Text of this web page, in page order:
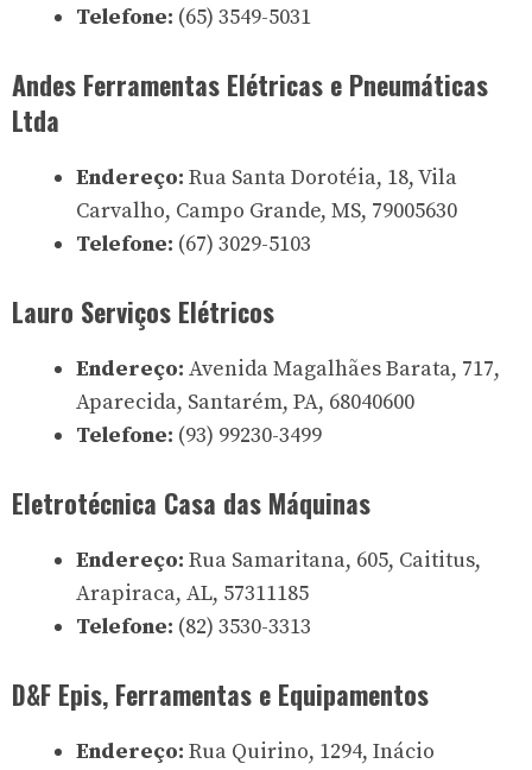
Telefone: (65) 3549-5031
Andes Ferramentas Elétricas e Pneumáticas
Ltda
Endereço: Rua Santa Dorotéia, 18, Vila
Carvalho, Campo Grande, MS, 79005630
Telefone: (67) 3029-5103
Lauro Serviços Elétricos
Endereço: Avenida Magalhães Barata, 717,
Aparecida, Santarém, PA, 68040600
Telefone: (93) 99230-3499
Eletrotécnica Casa das Máquinas
Endereço: Rua Samaritana, 605, Caititus,
Arapiraca, AL, 57311185
Telefone: (82) 3530-3313
D&F Epis, Ferramentas e Equipamentos
Endereço: Rua Quirino, 1294, Inácio